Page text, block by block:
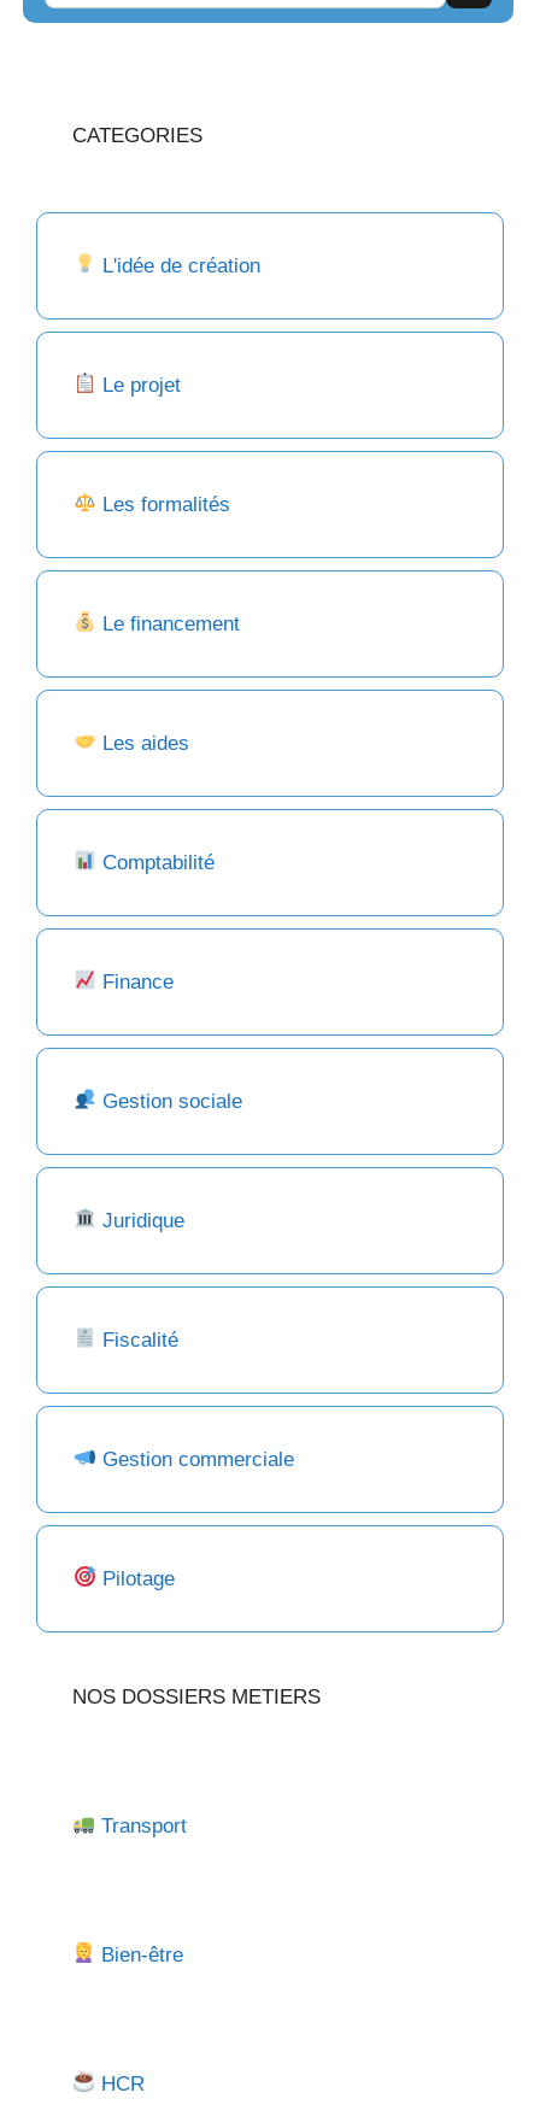
CATEGORIES
L'idée de création
Le projet
Les formalités
Le financement
Les aides
Comptabilité
Finance
Gestion sociale
Juridique
Fiscalité
Gestion commerciale
Pilotage
NOS DOSSIERS METIERS
Transport
Bien-être
HCR